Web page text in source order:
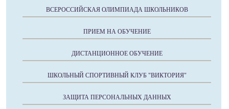
ВСЕРОССИЙСКАЯ ОЛИМПИАДА ШКОЛЬНИКОВ
ПРИЕМ НА ОБУЧЕНИЕ
ДИСТАНЦИОННОЕ ОБУЧЕНИЕ
ШКОЛЬНЫЙ СПОРТИВНЫЙ КЛУБ "ВИКТОРИЯ"
ЗАЩИТА ПЕРСОНАЛЬНЫХ ДАННЫХ